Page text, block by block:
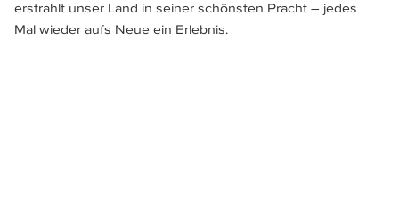
erstrahlt unser Land in seiner schönsten Pracht – jedes
Mal wieder aufs Neue ein Erlebnis.